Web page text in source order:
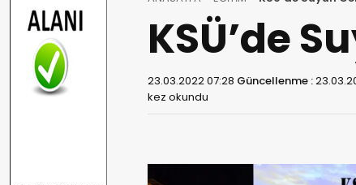
KSÜ’de
23.03.2022 07:28 Güncellenme :
kez okundu